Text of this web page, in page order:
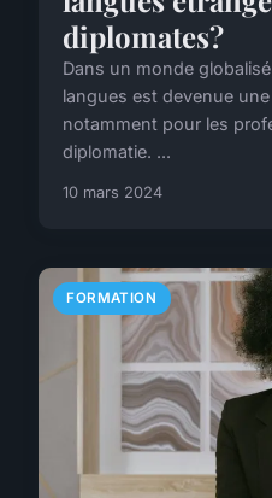
diplomates?
Dans un monde
langues est devenue
notamment pour les
diplomatie. ...
10 mars 2024
FORMATION